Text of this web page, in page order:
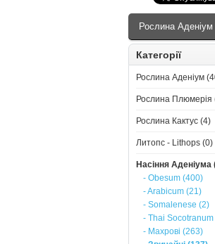
Рослина Аденіум
Категорії
Рослина Аденіум
Рослина Плюмерія
Рослина Кактус (4)
Литопс - Lithops (0)
Насіння Аденіума
- Obesum (400)
- Arabicum (21)
- Somalenese (2)
- Thai Socotranum
- Махрові (263)